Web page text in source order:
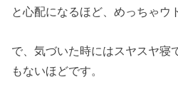
と心配になるほど、めっちゃウ
で、気づいた時にはスヤスヤ寝
もないほどです。